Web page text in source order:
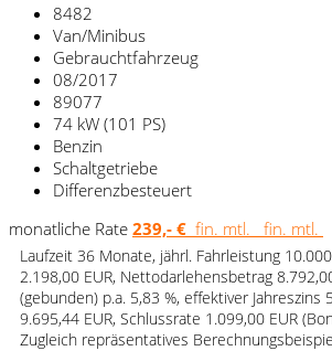
8482
Van/Minibus
Gebrauchtfahrzeug
08/2017
89077
74 kW (101 PS)
Benzin
Schaltgetriebe
Differenzbesteuert
monatliche Rate 239,- € fin. mtl. fin. mtl.
Laufzeit 36 Monate, jährl. Fahrleistung
2.198,00 EUR, Nettodarlehensbetrag
(gebunden) p.a. 5,83 %, effektiver Jahreszins
9.695,44 EUR, Schlussrate 1.099,00 EUR
Zugleich repräsentatives